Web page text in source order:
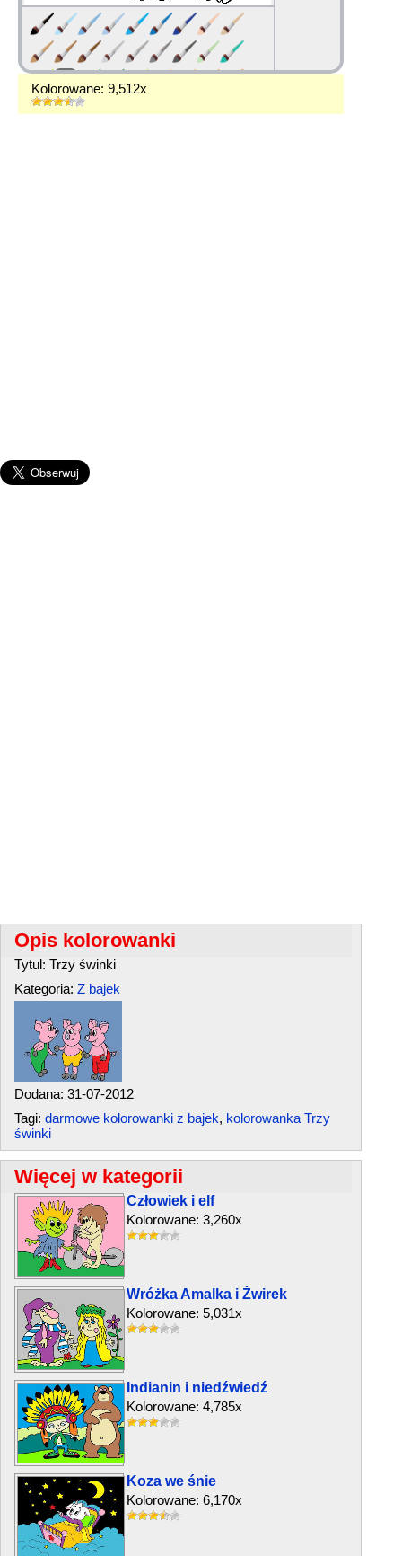
Kolorowane: 9,512x
Opis kolorowanki
Tytul: Trzy świnki
Kategoria: Z bajek
Dodana: 31-07-2012
Tagi: darmowe kolorowanki z bajek, kolorowanka Trzy
świnki
Więcej w kategorii
Człowiek i elf
Kolorowane: 3,260x
Wróżka Amalka i Żwirek
Kolorowane: 5,031x
Indianin i niedźwiedź
Kolorowane: 4,785x
Koza we śnie
Kolorowane: 6,170x